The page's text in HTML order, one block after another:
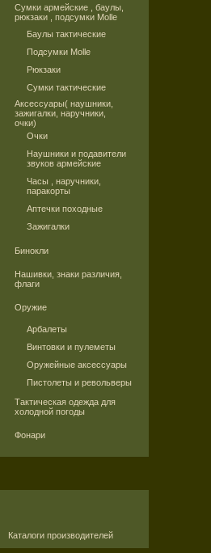
Сумки армейские , баулы,
рюкзаки , подсумки Molle
Баулы тактические
Подсумки Molle
Рюкзаки
Сумки тактические
Аксессуары( наушники,
зажигалки, наручники,
очки)
Очки
Наушники и подавители
звуков армейские
Часы , наручники,
паракорты
Аптечки походные
Зажигалки
Бинокли
Нашивки, знаки различия,
флаги
Оружие
Арбалеты
Винтовки и пулеметы
Оружейные аксессуары
Пистолеты и револьверы
Тактическая одежда для
холодной погоды
Фонари
Каталоги производителей